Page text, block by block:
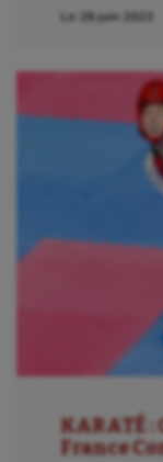
Cerf
Le 28 juin 2023
KARATÉ
France